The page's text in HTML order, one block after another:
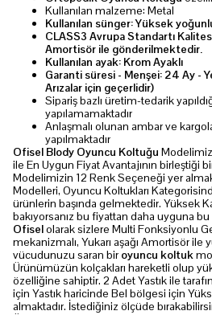
Kullanılan malzeme: Metal
Kullanılan sünger: Yüksek
CLASS3 Avrupa Standartı
Amortisör ile gönderilmektedir.
Kullanılan ayak: Krom Ayaklı
Garanti süresi - Menşei: 24 Ay -
Arızalar için geçerlidir)
Sipariş bazlı üretim-tedarik
yapılamamaktadır
Anlaşmalı olunan ambar ve
yapılmaktadır
Ofisel Blody Oyuncu Koltuğu
ile En Uygun Fiyat Avantajının birleştiği
Modelimizin 12 Renk Seçeneği yer
Modelleri, Oyuncu Koltukları
ürünlerin başında gelmektedir. Yüksek
bakıyorsanız bu fiyattan daha uyguna bu
Ofiselolarak sizlere Multi Fonksiyonlu
mekanizmalı, Yukarı aşağı Amortisör ile
vücudunuzu saran bir oyuncu koltuk
Ürünümüzün kolçakları hareketli olup
özelliğine sahiptir. 2 Adet Yastık ile
için Yastık haricinde Bel bölgesi için
almaktadır. İstediğiniz ölçüde